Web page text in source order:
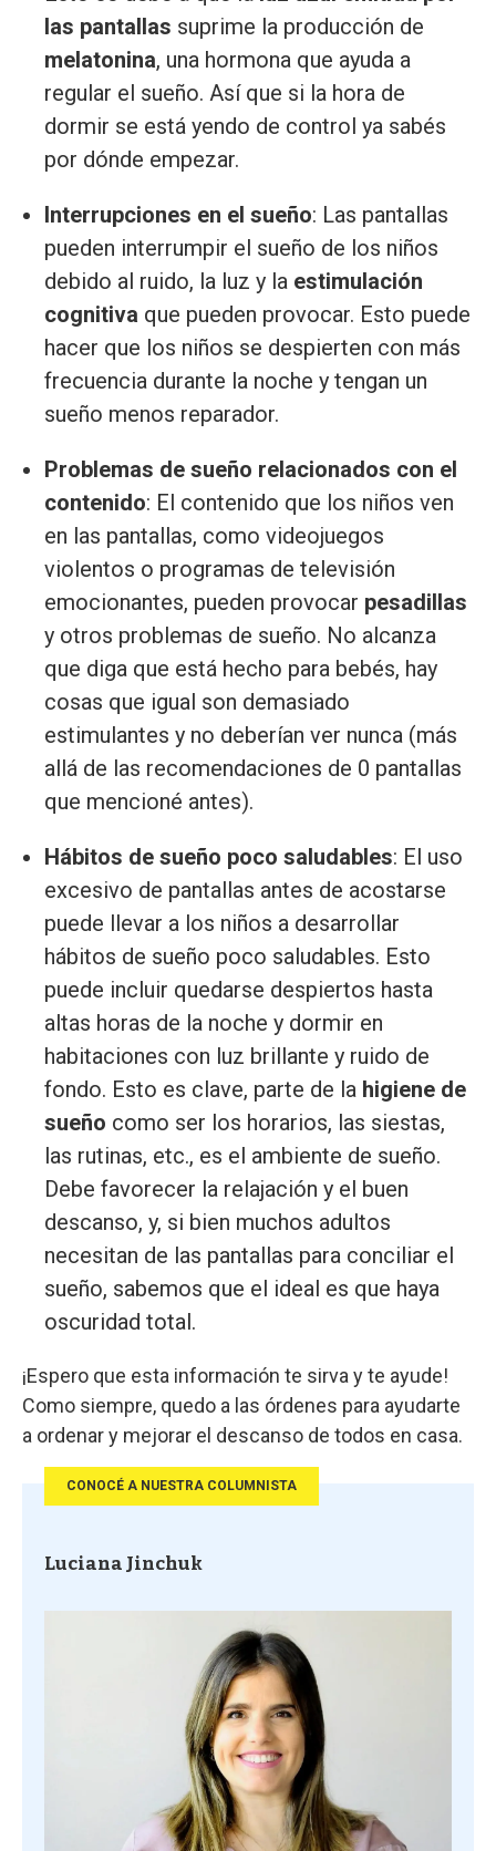
las pantallas suprime la producción de
melatonina, una hormona que ayuda a
regular el sueño. Así que si la hora de
dormir se está yendo de control ya sabés
por dónde empezar.
Interrupciones en el sueño: Las pantallas
pueden interrumpir el sueño de los niños
debido al ruido, la luz y la estimulación
cognitiva que pueden provocar. Esto puede
hacer que los niños se despierten con más
frecuencia durante la noche y tengan un
sueño menos reparador.
Problemas de sueño relacionados con el
contenido: El contenido que los niños ven
en las pantallas, como videojuegos
violentos o programas de televisión
emocionantes, pueden provocar pesadillas
y otros problemas de sueño. No alcanza
que diga que está hecho para bebés, hay
cosas que igual son demasiado
estimulantes y no deberían ver nunca (más
allá de las recomendaciones de 0 pantallas
que mencioné antes).
Hábitos de sueño poco saludables: El uso
excesivo de pantallas antes de acostarse
puede llevar a los niños a desarrollar
hábitos de sueño poco saludables. Esto
puede incluir quedarse despiertos hasta
altas horas de la noche y dormir en
habitaciones con luz brillante y ruido de
fondo. Esto es clave, parte de la higiene de
sueño como ser los horarios, las siestas,
las rutinas, etc., es el ambiente de sueño.
Debe favorecer la relajación y el buen
descanso, y, si bien muchos adultos
necesitan de las pantallas para conciliar el
sueño, sabemos que el ideal es que haya
oscuridad total.
¡Espero que esta información te sirva y te ayude!
Como siempre, quedo a las órdenes para ayudarte
a ordenar y mejorar el descanso de todos en casa.
CONOCÉ A NUESTRA COLUMNISTA
Luciana Jinchuk